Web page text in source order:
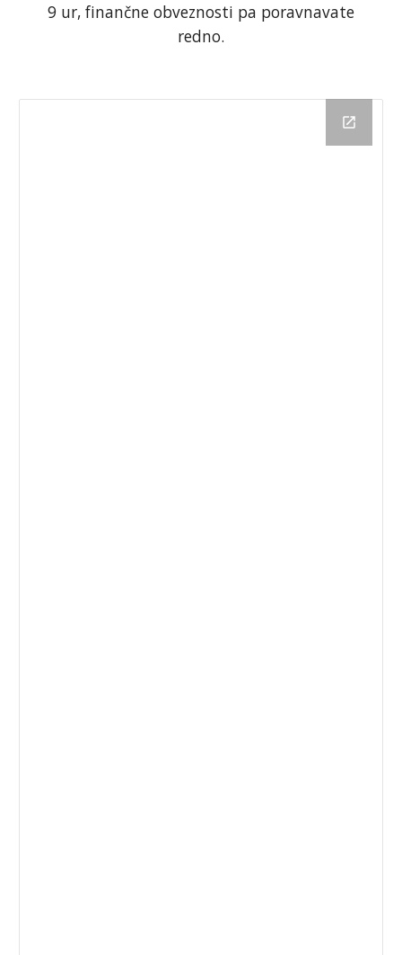
9 ur, finančne obveznosti pa poravnavate
redno.